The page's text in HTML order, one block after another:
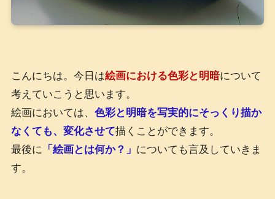
こんにちは。今日は絵画における色彩と明暗について
考えていこうと思います。
絵画においては、 色彩と明暗を写実的にそっくり描か
なくても、変化させて描くことができます。
最後に 「絵画とは何か？」 についても言及していきま
す。